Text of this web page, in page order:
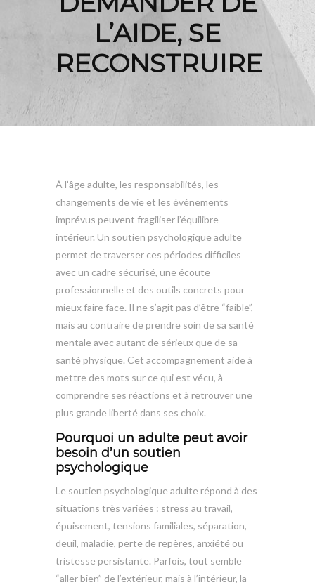
L’AIDE, SE
RECONSTRUIRE
À l’âge adulte, les responsabilités, les
changements de vie et les événements
imprévus peuvent fragiliser l’équilibre
intérieur. Un soutien psychologique adulte
permet de traverser ces périodes difficiles
avec un cadre sécurisé, une écoute
professionnelle et des outils concrets pour
mieux faire face. Il ne s’agit pas d’être “faible”,
mais au contraire de prendre soin de sa santé
mentale avec autant de sérieux que de sa
santé physique. Cet accompagnement aide à
mettre des mots sur ce qui est vécu, à
comprendre ses réactions et à retrouver une
plus grande liberté dans ses choix.
Pourquoi un adulte peut avoir
besoin d’un soutien
psychologique
Le soutien psychologique adulte répond à des
situations très variées : stress au travail,
épuisement, tensions familiales, séparation,
deuil, maladie, perte de repères, anxiété ou
tristesse persistante. Parfois, tout semble
“aller bien” de l’extérieur, mais à l’intérieur, la